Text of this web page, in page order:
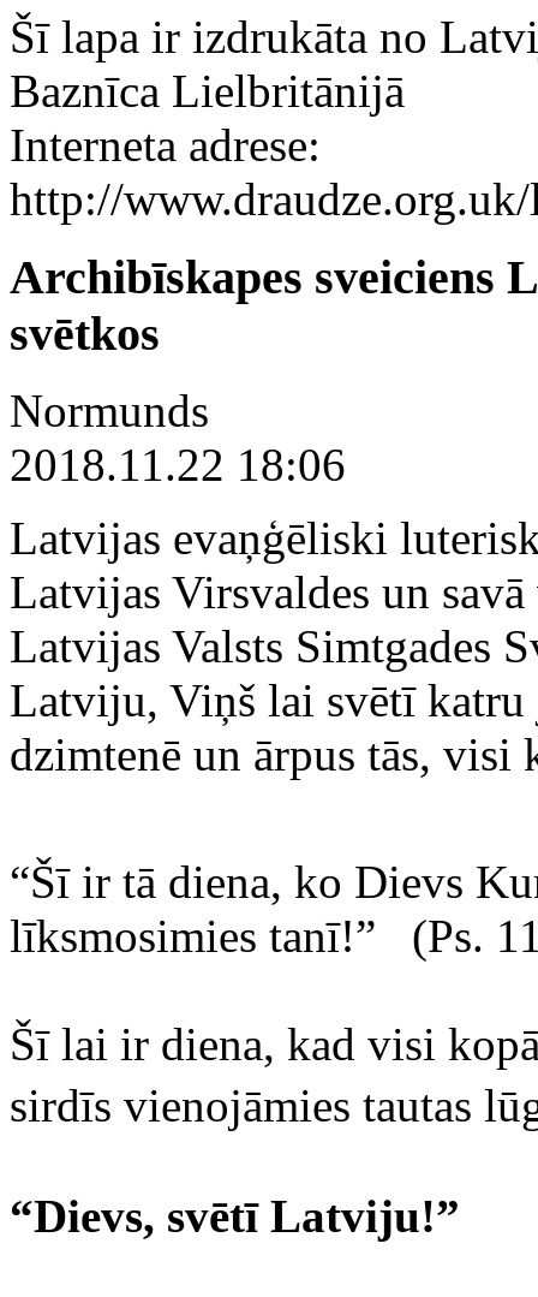
Šī lapa ir izdrukāta no
Baznīca Lielbritānijā
Interneta adrese:
http://
Archibīskapes sveiciens
svētkos
Normunds
2018.11.22 18:06
Latvijas evaņģēliski
Latvijas Virsvaldes un
Latvijas Valsts Simtgades
Latviju, Viņš lai svētī
dzimtenē un ārpus tās, visi
“Šī ir tā diena, ko Dievs
līksmosimies tanī!” (Ps.
Šī lai ir diena, kad visi
sirdīs vienojāmies tautas
“Dievs, svētī Latviju!”